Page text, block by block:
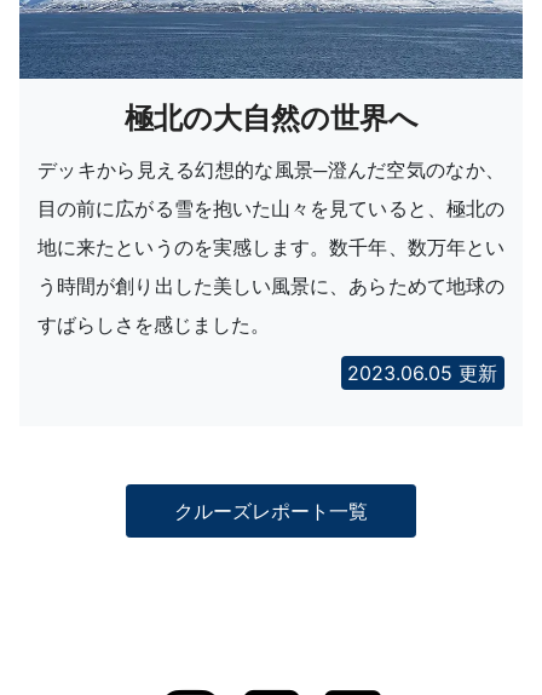
極北の大自然の世界へ
デッキから見える幻想的な風景─澄んだ空気のなか、
目の前に広がる雪を抱いた山々を見ていると、極北の
地に来たというのを実感します。数千年、数万年とい
う時間が創り出した美しい風景に、あらためて地球の
すばらしさを感じました。
2023.06.05 更新
クルーズレポート一覧